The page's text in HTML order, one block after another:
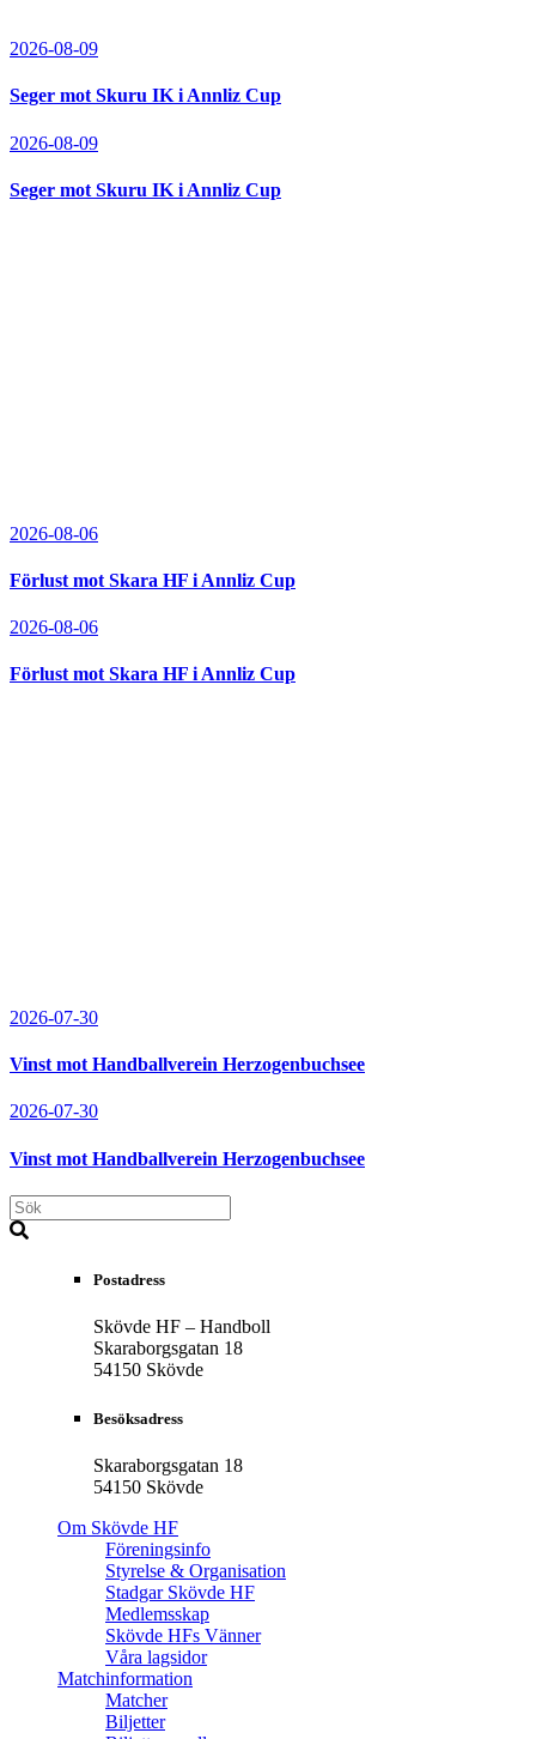
2026-08-09
Seger mot Skuru IK i Annliz Cup
2026-08-09
Seger mot Skuru IK i Annliz Cup
2026-08-06
Förlust mot Skara HF i Annliz Cup
2026-08-06
Förlust mot Skara HF i Annliz Cup
2026-07-30
Vinst mot Handballverein Herzogenbuchsee
2026-07-30
Vinst mot Handballverein Herzogenbuchsee
Postadress
Skövde HF – Handboll
Skaraborgsgatan 18
54150 Skövde
Besöksadress
Skaraborgsgatan 18
54150 Skövde
Om Skövde HF
Föreningsinfo
Styrelse & Organisation
Stadgar Skövde HF
Medlemsskap
Skövde HFs Vänner
Våra lagsidor
Matchinformation
Matcher
Biljetter